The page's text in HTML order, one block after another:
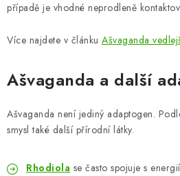
případě je vhodné neprodleně
Více najdete v článku Ašvaganda
Ašvaganda a další
Ašvaganda není jediný adaptogen.
smysl také další přírodní látky.
Rhodiola se často spojuje s